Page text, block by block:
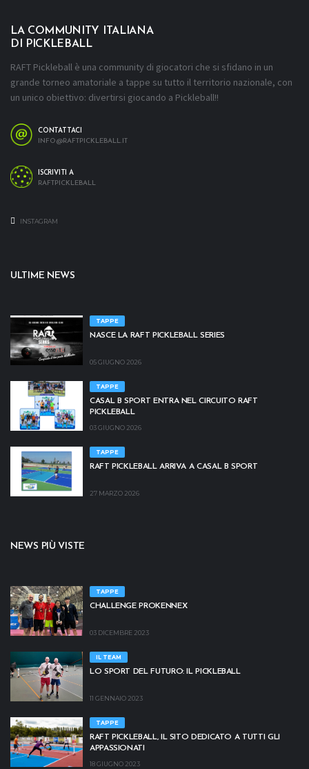
LA COMMUNITY ITALIANA
DI PICKLEBALL
RAFT Pickleball è una community di giocatori che si sfidano in un
grande torneo amatoriale a tappe su tutto il territorio nazionale, con
un unico obiettivo: divertirsi giocando a Pickleball!!
CONTATTACI
INFO@RAFTPICKLEBALL.IT
ISCRIVITI A
RAFTPICKLEBALL
INSTAGRAM
ULTIME NEWS
TAPPE
NASCE LA RAFT PICKLEBALL SERIES
05 GIUGNO 2026
TAPPE
CASAL B SPORT ENTRA NEL CIRCUITO RAFT
PICKLEBALL
03 GIUGNO 2026
TAPPE
RAFT PICKLEBALL ARRIVA A CASAL B SPORT
27 MARZO 2026
NEWS PIÙ VISTE
TAPPE
CHALLENGE PROKENNEX
03 DICEMBRE 2023
IL TEAM
LO SPORT DEL FUTURO: IL PICKLEBALL
11 GENNAIO 2023
TAPPE
RAFT PICKLEBALL, IL SITO DEDICATO A TUTTI GLI
APPASSIONATI
18 GIUGNO 2023